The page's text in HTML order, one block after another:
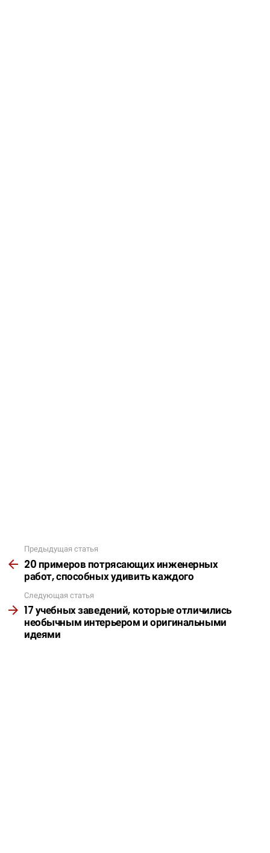
Подробнее
Предыдущая статья
20 примеров потрясающих инженерных
работ, способных удивить каждого
Следующая статья
17 учебных заведений, которые отличились
необычным интерьером и оригинальными
идеями